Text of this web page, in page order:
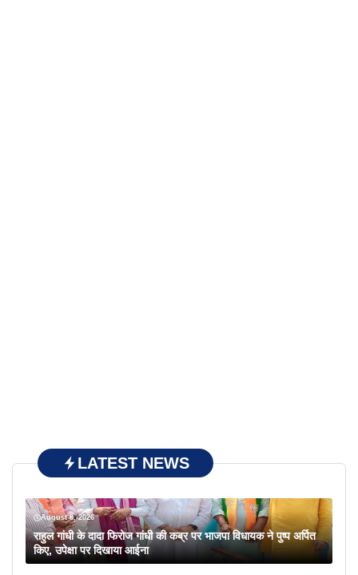
LATEST NEWS
August 8, 2026
राहुल गांधी के दादा फिरोज गांधी की कब्र पर भाजपा विधायक ने पुष्प अर्पित
किए, उपेक्षा पर दिखाया आईना